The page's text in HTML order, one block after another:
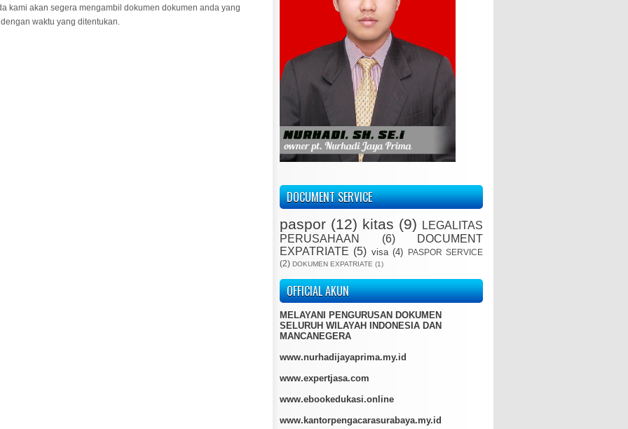
kami akan segera mengambil dokumen dokumen anda yang
waktu yang ditentukan.
DOCUMENT SERVICE
paspor (12) kitas (9)
LEGALITAS
PERUSAHAAN
(6)
DOCUMENT
EXPATRIATE (5) visa (4)
PASPOR SERVICE
(2) DOKUMEN EXPATRIATE (1)
OFFICIAL AKUN
MELAYANI PENGURUSAN DOKUMEN
SELURUH WILAYAH INDONESIA DAN
MANCANEGERA
www.nurhadijayaprima.my.id
www.expertjasa.com
www.ebookedukasi.online
www.kantorpengacarasurabaya.my.id